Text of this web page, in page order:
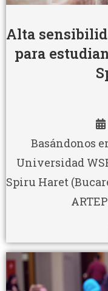
Alta
para
Basándonos
Universidad
Spiru Haret